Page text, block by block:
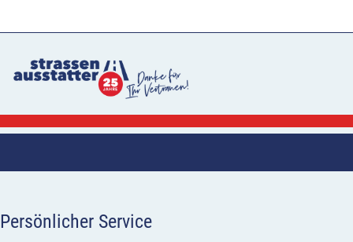
Persönlicher Service